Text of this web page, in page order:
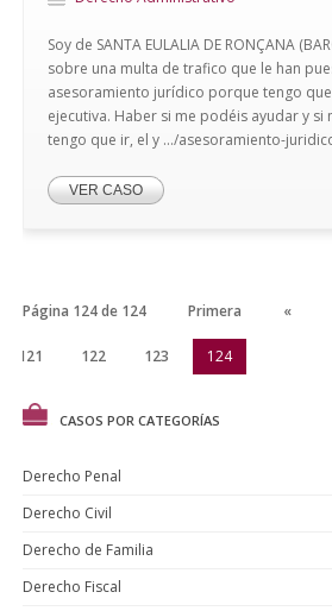
Soy de SANTA EULALIA DE RONÇANA
sobre una multa de trafico que le han
asesoramiento jurídico porque tengo
ejecutiva. Haber si me podéis ayudar y
tengo que ir, el y .../asesoramiento-
VER CASO
Página 124 de 124 Primera «
121 122 123 124
CASOS POR CATEGORÍAS
Derecho Penal
Derecho Civil
Derecho de Familia
Derecho Fiscal